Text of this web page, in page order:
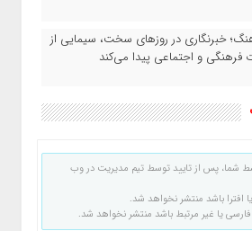
خبرنگاری در روزهای سخت، سیمایی از
فرهنگی و اجتماعی پیدا می‌کند
شما، پس از تایید توسط تیم مدیریت در وب
افترا باشد منتشر نخواهد شد.
فارسی یا غیر مرتبط باشد منتشر نخواهد شد.